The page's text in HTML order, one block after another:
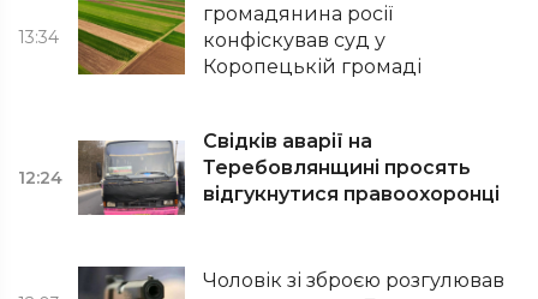
13:34
громадянина росії
конфіскував суд у
Коропецькій громаді
12:24
Свідків аварії на
Теребовлянщині просять
відгукнутися правоохоронці
Чоловік зі зброєю розгулював